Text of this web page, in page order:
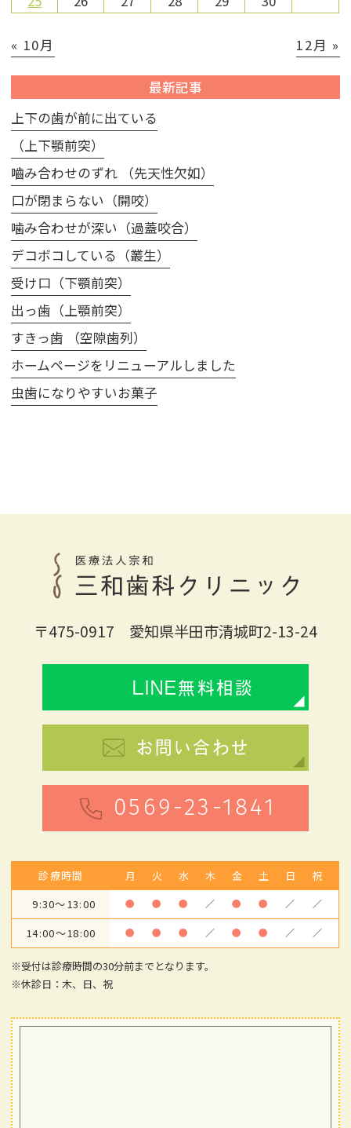
« 10月 12月 »
最新記事
上下の歯が前に出ている
（上下顎前突）
嚙み合わせのずれ （先天性欠如）
口が閉まらない（開咬）
噛み合わせが深い（過蓋咬合）
デコボコしている（叢生）
受け口（下顎前突）
出っ歯（上顎前突）
すきっ歯 （空隙歯列）
ホームページをリニューアルしました
虫歯になりやすいお菓子
〒475-0917 愛知県半田市清城町2-13-24
LINE無料相談
お問い合わせ
0569-23-1841
診療時間 月 火 水 木 金 土 日
祝
9:30～13:00
● ● ● ／ ● ● ／ ／
14:00～18:00 ● ● ● ／ ● ● ／ ／
※受付は診療時間の30分前までとなります。
※休診日：木、日、祝